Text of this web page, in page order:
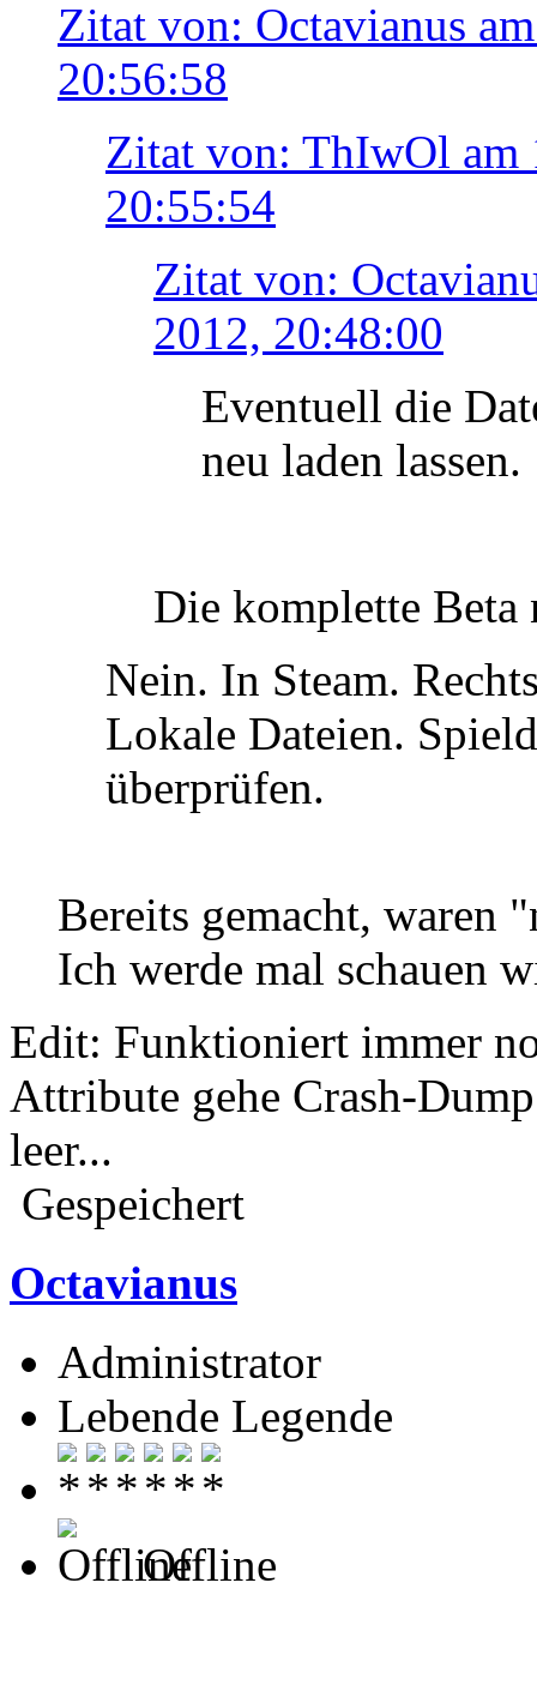
Zitat von: Octavianus
20:56:58
Zitat von: ThIwOl am
20:55:54
Zitat von:
2012, 20:48:00
Eventuell die
neu laden lassen.
Die komplette
Nein. In Steam.
Lokale Dateien.
überprüfen.
Bereits gemacht, waren
Ich werde mal schauen
Edit: Funktioniert immer
Attribute gehe Crash-
leer...
Gespeichert
Octavianus
Administrator
Lebende Legende
Offline